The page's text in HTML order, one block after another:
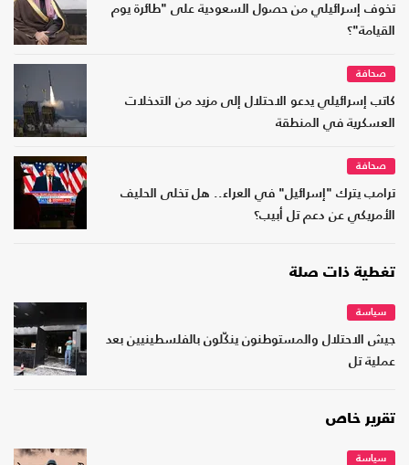
تخوف إسرائيلي من حصول السعودية على "طائرة يوم
القيامة"؟
صحافة
كاتب إسرائيلي يدعو الاحتلال إلى مزيد من التدخلات
العسكرية في المنطقة
صحافة
ترامب يترك "إسرائيل" في العراء.. هل تخلى الحليف
الأمريكي عن دعم تل أبيب؟
تغطية ذات صلة
سياسة
جيش الاحتلال والمستوطنون ينكّلون بالفلسطينيين بعد
عملية تل
تقرير خاص
سياسة